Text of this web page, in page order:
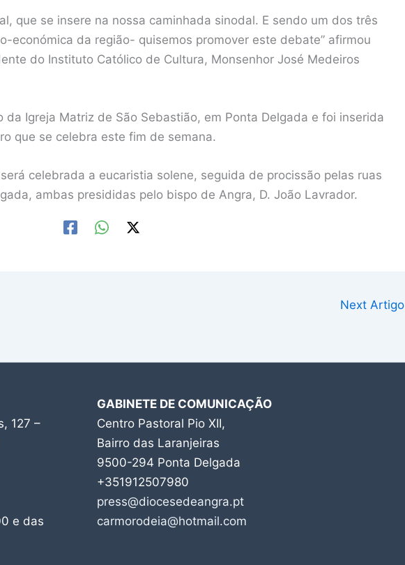
que se insere na nossa caminhada sinodal. E sendo um dos três
económica da região- quisemos promover este debate” afirmou
do Instituto Católico de Cultura, Monsenhor José Medeiros
da Igreja Matriz de São Sebastião, em Ponta Delgada e foi inserida
que se celebra este fim de semana.
celebrada a eucaristia solene, seguida de procissão pelas ruas
ambas presididas pelo bispo de Angra, D. João Lavrador.
Next Artigo
127 –
e das
GABINETE DE COMUNICAÇÃO
Centro Pastoral Pio XII,
Bairro das Laranjeiras
9500-294 Ponta Delgada
+351912507980
press@diocesedeangra.pt
carmorodeia@hotmail.com